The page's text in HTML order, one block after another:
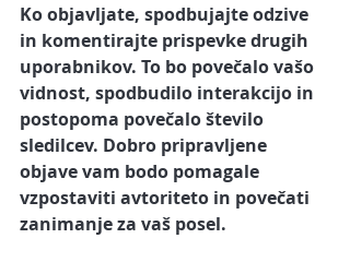
Ko objavljate, spodbujajte odzive
in komentirajte prispevke drugih
uporabnikov. To bo povečalo vašo
vidnost, spodbudilo interakcijo in
postopoma povečalo število
sledilcev. Dobro pripravljene
objave vam bodo pomagale
vzpostaviti avtoriteto in povečati
zanimanje za vaš posel.